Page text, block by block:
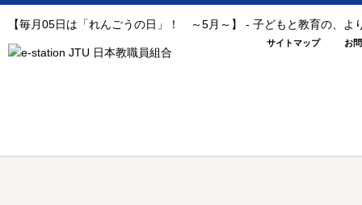
【毎月05日は「れんごうの日」！ ～5月～】 - 子どもと教育の
サイトマップ お